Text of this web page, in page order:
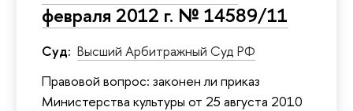
февраля 2012 г. № 14589/11
Суд: Высший Арбитражный Суд РФ
Правовой вопрос: законен ли приказ
Министерства культуры от 25 августа 2010